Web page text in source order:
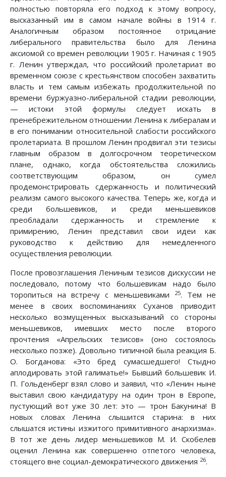
полностью повторяла его подход к этому вопросу,
высказанный им в самом начале войны в 1914 г.
Аналогичным образом постоянное отрицание
либерального правительства было для Ленина
аксиомой со времен революции 1905 г. Начиная с 1905
г. Ленин утверждал, что российский пролетариат во
временном союзе с крестьянством способен захватить
власть и тем самым избежать продолжительной по
времени буржуазно-либеральной стадии революции,
— истоки этой формулы следует искать в
пренебрежительном отношении Ленина к либералам и
в его понимании относительной слабости российского
пролетариата. В прошлом Ленин продвигал эти тезисы
главным образом в долгосрочном теоретическом
плане, однако, когда обстоятельства сложились
соответствующим образом, он сумел
продемонстрировать сдержанность и политический
реализм самого высокого качества. Теперь же, когда и
среди большевиков, и среди меньшевиков
преобладали сдержанность и стремление к
примирению, Ленин представил свои идеи как
руководство к действию для немедленного
осуществления революции.
После провозглашения Лениным тезисов дискуссии не
последовало, потому что большевикам надо было
торопиться на встречу с меньшевиками
25. Тем не
менее в своих воспоминаниях Суханов приводит
несколько возмущенных высказываний со стороны
меньшевиков, имевших место после второго
прочтения «Апрельских тезисов» (оно состоялось
несколько позже). Довольно типичной была реакция Б.
О. Богданова: «Это бред сумасшедшего! Стыдно
аплодировать этой галиматье!» Бывший большевик И.
П. Гольденберг взял слово и заявил, что «Ленин ныне
выставил свою кандидатуру на один трон в Европе,
пустующий вот уже 30 лет: это — трон Бакунина! В
новых словах Ленина слышится старина: в них
слышатся истины изжитого примитивного анархизма».
В тот же день лидер меньшевиков М. И. Скобелев
оценил Ленина как совершенно отпетого человека,
стоящего вне социал-демократического движения 26.